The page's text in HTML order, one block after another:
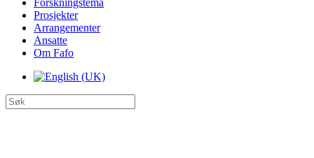
Forskningstema
Prosjekter
Arrangementer
Ansatte
Om Fafo